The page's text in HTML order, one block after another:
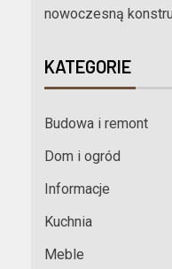
nowoczesną
KATEGORIE
Budowa i remont
Dom i ogród
Informacje
Kuchnia
Meble